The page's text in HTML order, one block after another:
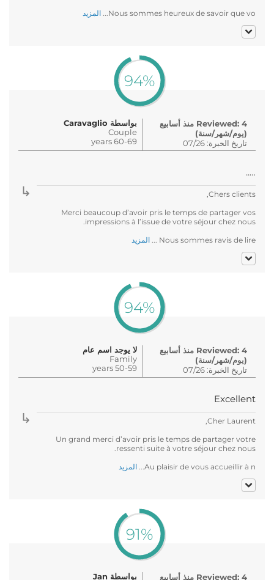
Nous sommes heureux de savoir que vo...
المزيد
94%
بواسطة Caravaglio
Couple
60-69 years
Reviewed: 4 منذ أسابيع
(يوم/شهر/سنة)
تاريخ الخبرة: 07/26
…..
Chers clients,
Merci beaucoup d’avoir pris le temps de partager vos
impressions à l’issue de votre séjour chez nous.
Nous sommes ravis de lire ...
المزيد
94%
لا يوجد اسم عام
Family
50-59 years
Reviewed: 4 منذ أسابيع
(يوم/شهر/سنة)
تاريخ الخبرة: 07/26
Excellent
Cher Laurent,
Un grand merci d’avoir pris le temps de partager votre
ressenti suite à votre séjour chez nous.
Au plaisir de vous accueillir à n...
المزيد
91%
بواسطة Jan
Reviewed: 4 منذ أسابيع